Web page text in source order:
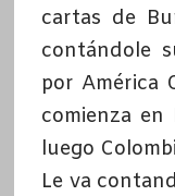
cartas de
contándole
por América
comienza en
luego
Le va